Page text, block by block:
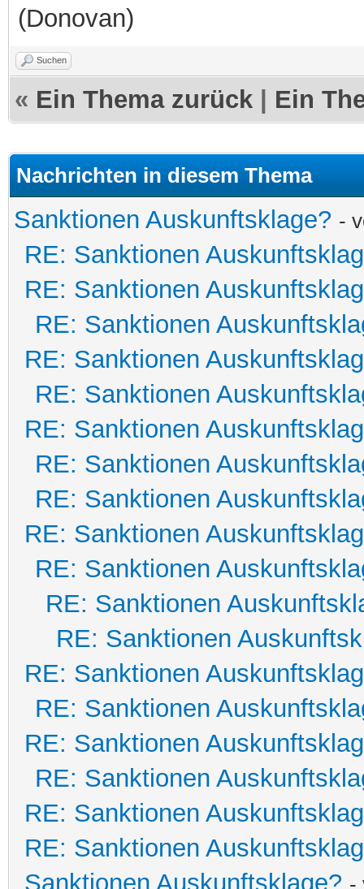
(Donovan)
Suchen
« Ein Thema zurück Ein
Nachrichten in diesem Thema
Sanktionen Auskunftsklage? -
RE: Sanktionen
RE: Sanktionen
RE: Sanktionen
RE: Sanktionen
RE: Sanktionen
RE: Sanktionen
RE: Sanktionen
RE: Sanktionen
RE: Sanktionen
RE: Sanktionen
RE: Sanktionen
RE: Sanktionen
RE: Sanktionen
RE: Sanktionen
RE: Sanktionen
RE: Sanktionen
RE: Sanktionen
RE: Sanktionen
Sanktionen Auskunftsklage? -